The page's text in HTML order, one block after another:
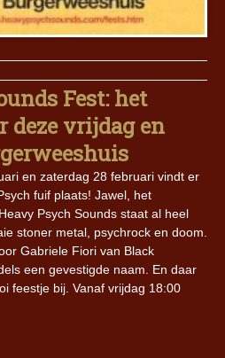
Fest: het
deze vrijdag en
en zaterdag 28 februari vindt er
fuif plaats! Jawel, het
Psych Sounds staat al heel
stoner metal, psychrock en doom.
Gabriele Fiori van Black
een gevestigde naam. En daar
feestje bij. Vanaf vrijdag 18:00